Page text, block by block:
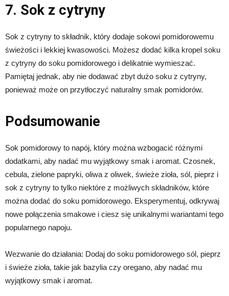
7. Sok z cytryny
Sok z cytryny to składnik, który dodaje sokowi pomidorowemu
świeżości i lekkiej kwasowości. Możesz dodać kilka kropel soku
z cytryny do soku pomidorowego i delikatnie wymieszać.
Pamiętaj jednak, aby nie dodawać zbyt dużo soku z cytryny,
ponieważ może on przytłoczyć naturalny smak pomidorów.
Podsumowanie
Sok pomidorowy to napój, który można wzbogacić różnymi
dodatkami, aby nadać mu wyjątkowy smak i aromat. Czosnek,
cebula, zielone papryki, oliwa z oliwek, świeże zioła, sól, pieprz i
sok z cytryny to tylko niektóre z możliwych składników, które
można dodać do soku pomidorowego. Eksperymentuj, odkrywaj
nowe połączenia smakowe i ciesz się unikalnymi wariantami tego
popularnego napoju.
Wezwanie do działania: Dodaj do soku pomidorowego sól, pieprz
i świeże zioła, takie jak bazylia czy oregano, aby nadać mu
wyjątkowy smak i aromat.